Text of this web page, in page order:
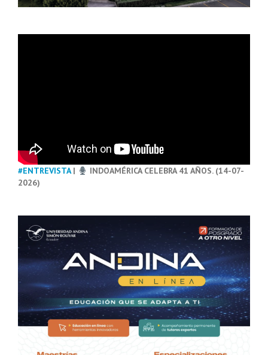
#ENTREVISTA|
INDOAMÉRICA CELEBRA 41 AÑOS. (14-07-
2026)